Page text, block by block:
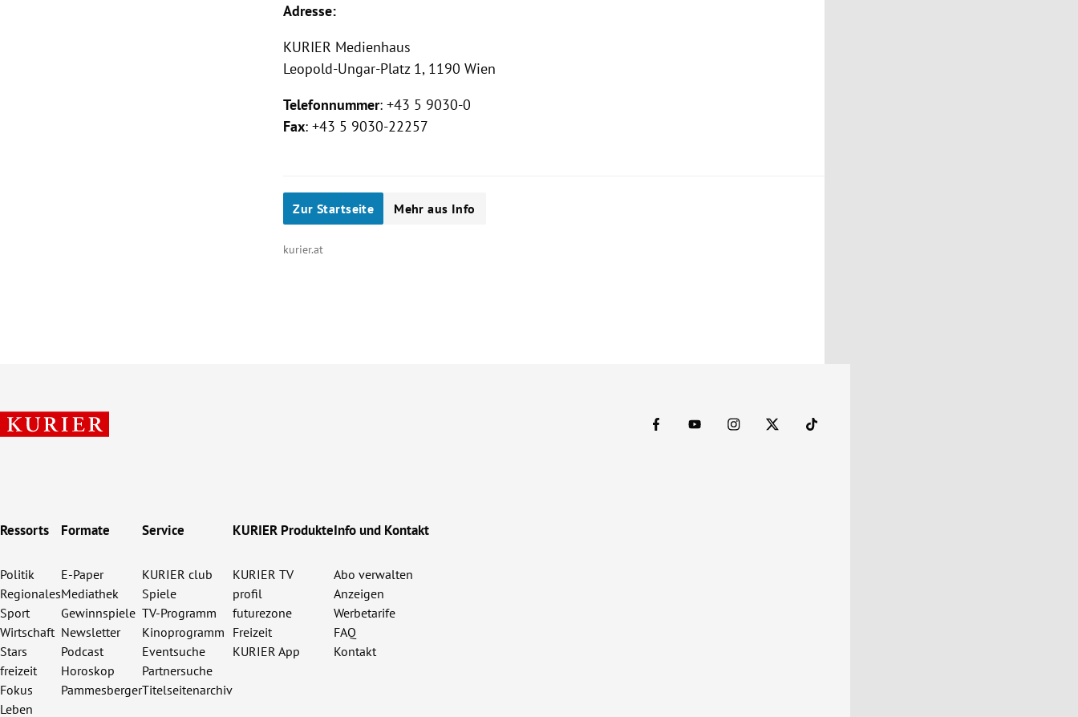
Adresse:
KURIER Medienhaus
Leopold-Ungar-Platz 1, 1190 Wien
Telefonnummer: +43 5 9030-0
Fax: +43 5 9030-22257
Zur Startseite Mehr aus Info
kurier.at
Ressorts
Politik
Regionales
Sport
Wirtschaft
Stars
freizeit
Fokus
Leben
Formate
E-Paper
Mediathek
Gewinnspiele
Newsletter
Podcast
Horoskop
Pammesberger
Service
KURIER club
Spiele
TV-Programm
Kinoprogramm
Eventsuche
Partnersuche
Titelseitenarchiv
KURIER Produkte
KURIER TV
profil
futurezone
Freizeit
KURIER App
Info und Kontakt
Abo verwalten
Anzeigen
Werbetarife
FAQ
Kontakt